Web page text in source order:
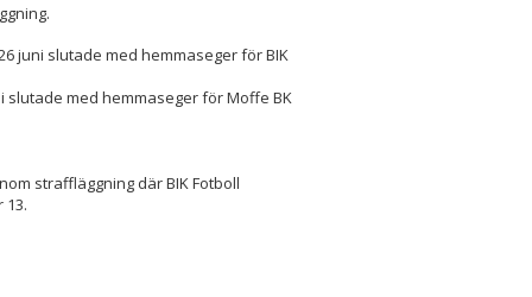
juni slutade med hemmaseger för BIK
med hemmaseger för Moffe BK
straffläggning där BIK Fotboll